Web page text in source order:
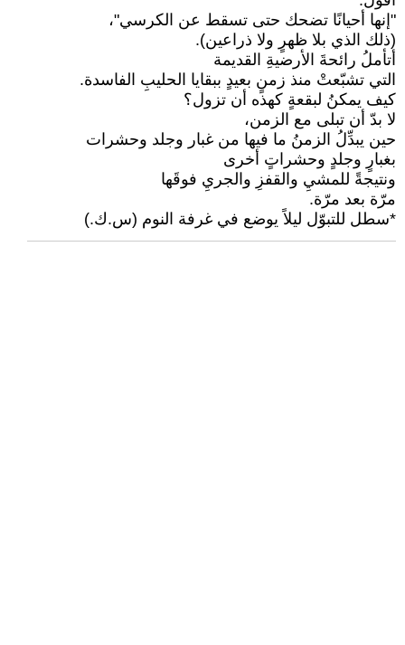
"إنها أحيانًا تضحك حتى تسقط عن الكرسي"،
(ذلك الذي بلا ظهرٍ ولا ذراعين).
أتأملُ رائحةَ الأرضيةِ القديمة
التي تشبّعتْ منذ زمنٍ بعيدٍ ببقايا الحليبِ الفاسدة.
كيف يمكنُ لبقعةٍ كهذه أن تزول؟
لا بدّ أن تبلى مع الزمن،
حين يبدِّلُ الزمنُ ما فيها من غبار وجلد وحشرات
بغبارٍ وجلدٍ وحشراتٍ أخرى
ونتيجةً للمشيِ والقفزِ والجريِ فوقَها
مرّة بعد مرّة.
*سطل للتبوّل ليلاً يوضع في غرفة النوم (س.ك.)